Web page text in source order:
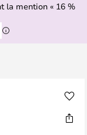
la mention « 16 %